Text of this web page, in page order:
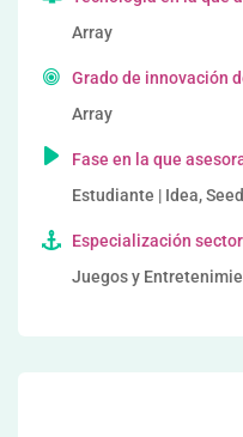
Array
Grado de innovación
Array
Fase en la que
Estudiante | Idea,
Especialización
Juegos y